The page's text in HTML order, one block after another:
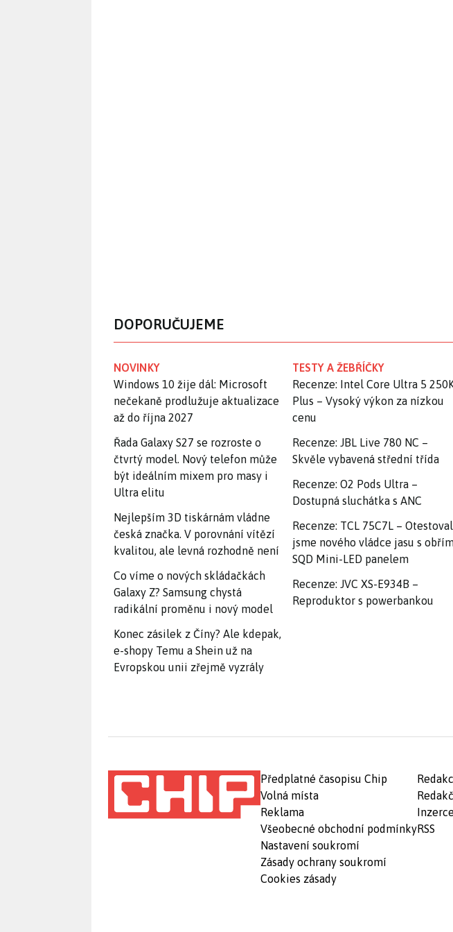
DOPORUČUJEME
NOVINKY
Windows 10 žije dál: Microsoft
nečekaně prodlužuje aktualizace
až do října 2027
Řada Galaxy S27 se rozroste o
čtvrtý model. Nový telefon může
být ideálním mixem pro masy i
Ultra elitu
Nejlepším 3D tiskárnám vládne
česká značka. V porovnání vítězí
kvalitou, ale levná rozhodně není
Co víme o nových skládačkách
Galaxy Z? Samsung chystá
radikální proměnu i nový model
Konec zásilek z Číny? Ale kdepak,
e-shopy Temu a Shein už na
Evropskou unii zřejmě vyzrály
TESTY A ŽEBŘÍČKY
Recenze: Intel Core Ultra 5
Plus – Vysoký výkon za nízkou
cenu
Recenze: JBL Live 780 NC –
Skvěle vybavená střední třída
Recenze: O2 Pods Ultra –
Dostupná sluchátka s ANC
Recenze: TCL 75C7L –
jsme nového vládce jasu s
SQD Mini-LED panelem
Recenze: JVC XS-E934B –
Reproduktor s powerbankou
Předplatné časopisu Chip
Volná místa
Reklama
Všeobecné obchodní podmínky
Nastavení soukromí
Zásady ochrany soukromí
Cookies zásady
Inzerce
RSS